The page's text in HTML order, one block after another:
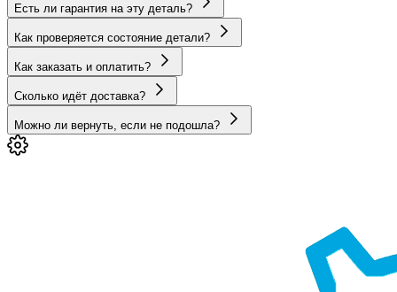
Есть ли гарантия на эту деталь?
Как проверяется состояние детали?
Как заказать и оплатить?
Сколько идёт доставка?
Можно ли вернуть, если не подошла?